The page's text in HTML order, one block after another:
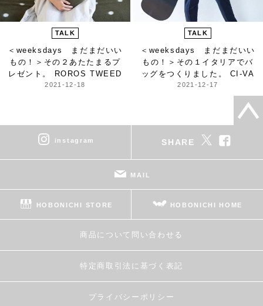
TALK
＜weeksdays まだまだいい
もの！＞ その２あたたまるプ
レゼント。 ROROS TWEED
2021-12-18
TALK
＜weeksdays まだまだいい
もの！＞ その１イタリアでバ
ッグをつくりました。 CI-VA
2021-12-17
instagram SHARE
MAIL
HOBONICHI STORE HOBONICHI HOME
商品について問い合わせる
特定商取引法に基づく表記
プライバシーポリシー